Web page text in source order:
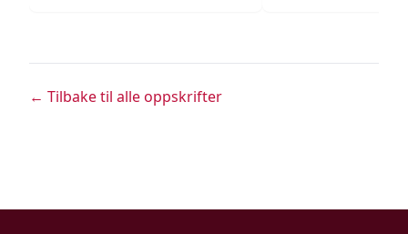
← Tilbake til alle oppskrifter